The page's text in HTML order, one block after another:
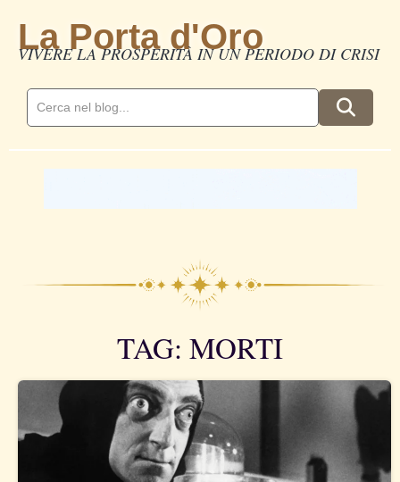
La Porta d'Oro
VIVERE LA PROSPERITÀ IN UN PERIODO DI CRISI
TAG: MORTI